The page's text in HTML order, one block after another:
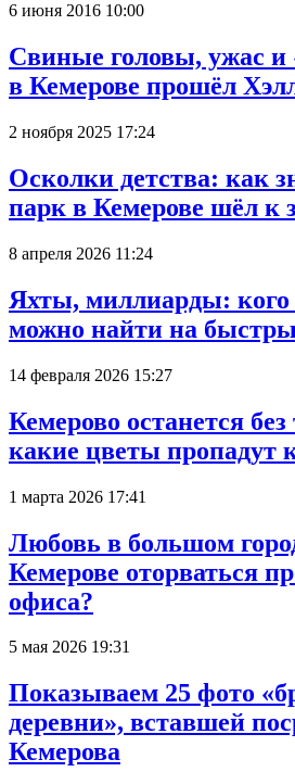
6 июня 2016 10:00
Свиные головы, ужас и
в Кемерове прошёл
2 ноября 2025 17:24
Осколки детства: как
парк в Кемерове шёл к
8 апреля 2026 11:24
Яхты, миллиарды: кого
можно найти на
14 февраля 2026 15:27
Кемерово останется
какие цветы пропадут
1 марта 2026 17:41
Любовь в большом
Кемерове оторваться
офиса?
5 мая 2026 19:31
Показываем 25 фото
деревни», вставшей
Кемерова